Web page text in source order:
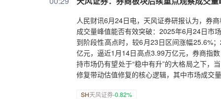
人民财讯6月24日电，天风证券研报认为，券
成交量峰值能否有效突破：2025年6月24日市
到阶段性高点时，较6月23日区间涨幅25.6%
亿元，逼近1月14日高点3.99万亿元，券商指
持市场仍有望处于“稳中有升”的大格局之下，
修复带动估值修复的核心逻辑，其中市场成交
SH天风证券-0.82%